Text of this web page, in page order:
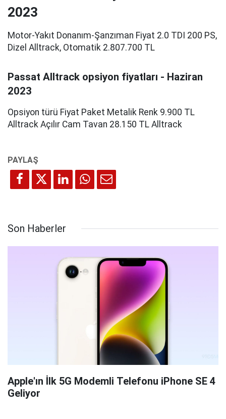
2023
Motor-Yakıt Donanım-Şanzıman Fiyat 2.0 TDI 200 PS,
Dizel Alltrack, Otomatik 2.807.700 TL
Passat Alltrack opsiyon fiyatları - Haziran
2023
Opsiyon türü Fiyat Paket Metalik Renk 9.900 TL
Alltrack Açılır Cam Tavan 28.150 TL Alltrack
Son Haberler
Apple'ın İlk 5G Modemli Telefonu iPhone SE 4
Geliyor